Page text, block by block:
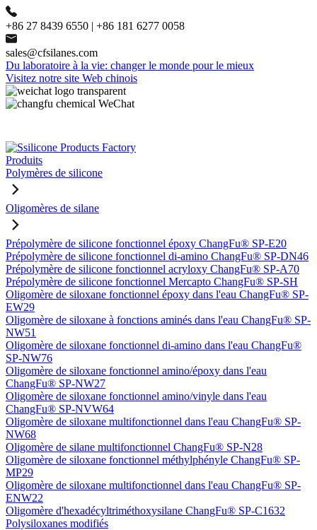
+86 27 8439 6550 | +86 181 6277 0058
sales@cfsilanes.com
Du laboratoire à la vie: changer le monde pour le mieux
Visitez notre site Web chinois
Produits
Polymères de silicone
Oligomères de silane
Prépolymère de silicone fonctionnel époxy ChangFu® SP-E20
Prépolymère de silicone fonctionnel di-amino ChangFu® SP-DN46
Prépolymère de silicone fonctionnel acryloxy ChangFu® SP-A70
Prépolymère de silicone fonctionnel Mercapto ChangFu® SP-SH
Oligomère de siloxane fonctionnel époxy dans l'eau ChangFu® SP-
EW29
Oligomère de siloxane à fonctions aminés dans l'eau ChangFu® SP-
NW51
Oligomère de siloxane fonctionnel di-amino dans l'eau ChangFu®
SP-NW76
Oligomère de siloxane fonctionnel amino/époxy dans l'eau
ChangFu® SP-NW27
Oligomère de siloxane fonctionnel amino/vinyle dans l'eau
ChangFu® SP-NVW64
Oligomère de siloxane multifonctionnel dans l'eau ChangFu® SP-
NW68
Oligomère de silane multifonctionnel ChangFu® SP-N28
Oligomère de siloxane fonctionnel méthylphényle ChangFu® SP-
MP29
Oligomère de siloxane multifonctionnel dans l'eau ChangFu® SP-
ENW22
Oligomère d'hexadécyltriméthoxysilane ChangFu® SP-C1632
Polysiloxanes modifiés